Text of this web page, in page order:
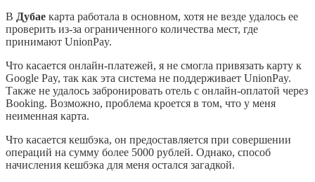
В Дубае карта работала в основном, хотя не везде удалось ее
проверить из-за ограниченного количества мест, где
принимают UnionPay.
Что касается онлайн-платежей, я не смогла привязать карту к
Google Pay, так как эта система не поддерживает UnionPay.
Также не удалось забронировать отель с онлайн-оплатой через
Booking. Возможно, проблема кроется в том, что у меня
неименная карта.
Что касается кешбэка, он предоставляется при совершении
операций на сумму более 5000 рублей. Однако, способ
начисления кешбэка для меня остался загадкой.